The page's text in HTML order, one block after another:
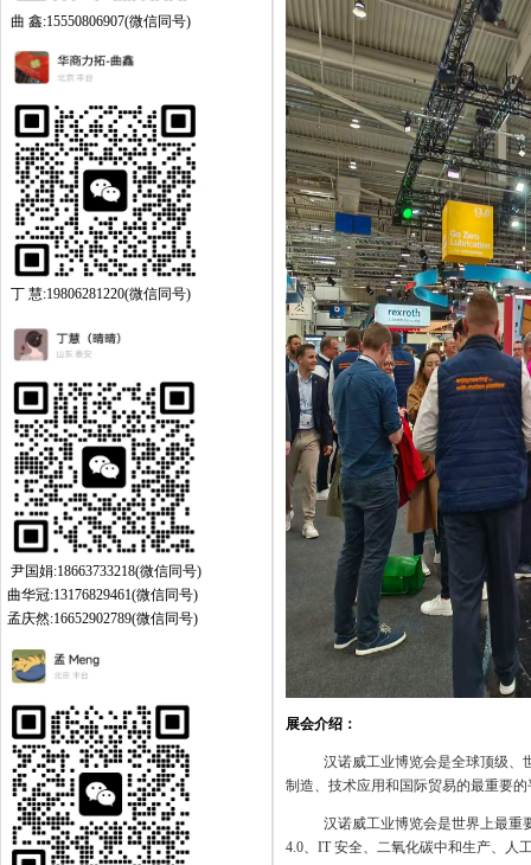
曲 鑫:15550806907(微信同号)
丁 慧:19806281220(微信同号)
尹国娟:18663733218(微信同号)
曲华冠:13176829461(微信同号)
孟庆然:16652902789(微信同号)
展会介绍：
汉诺威工业博览会是全球顶级、
制造、技术应用和国际贸易的最重要
汉诺威工业博览会是世界上最重
4.0、 IT安全、二氧化碳中和生产、人